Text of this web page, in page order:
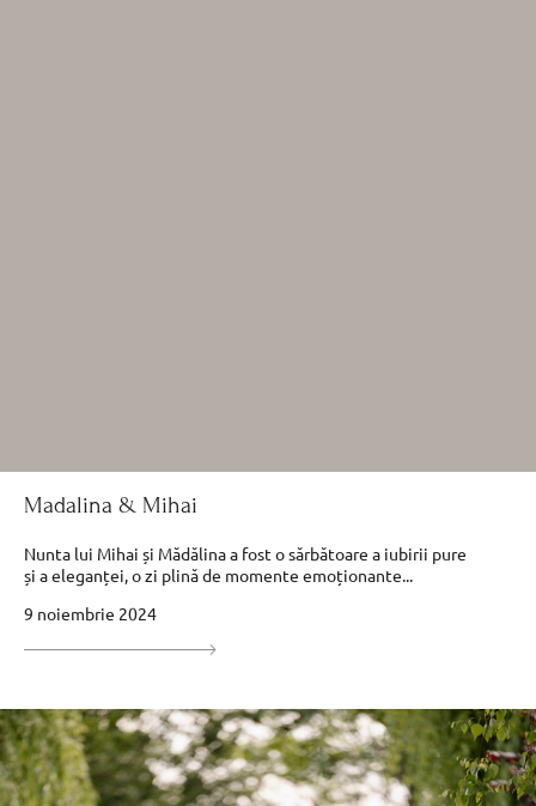
Madalina & Mihai
Nunta lui Mihai și Mădălina a fost o sărbătoare a iubirii pure
și a eleganței, o zi plină de momente emoționante...
9 noiembrie 2024